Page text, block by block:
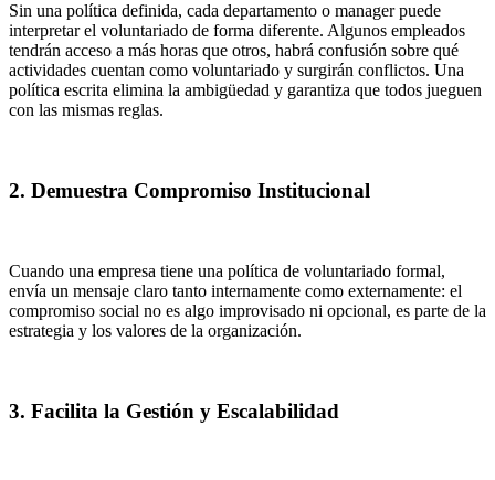
Sin una política definida, cada departamento o manager puede
interpretar el voluntariado de forma diferente. Algunos empleados
tendrán acceso a más horas que otros, habrá confusión sobre qué
actividades cuentan como voluntariado y surgirán conflictos. Una
política escrita elimina la ambigüedad y garantiza que todos jueguen
con las mismas reglas.
2. Demuestra Compromiso Institucional
Cuando una empresa tiene una política de voluntariado formal,
envía un mensaje claro tanto internamente como externamente: el
compromiso social no es algo improvisado ni opcional, es parte de la
estrategia y los valores de la organización.
3. Facilita la Gestión y Escalabilidad